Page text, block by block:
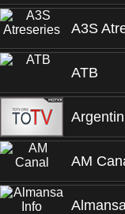
A3S
ATB
AM